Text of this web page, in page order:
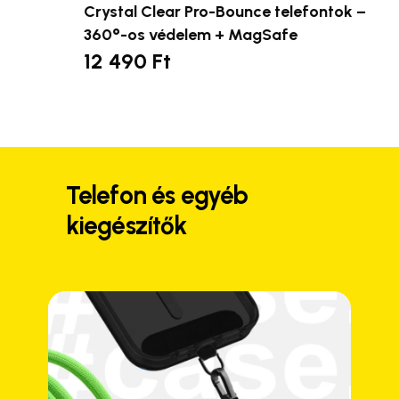
Crystal Clear Pro-Bounce telefontok –
360°-os védelem + MagSafe
12 490Ft
Ennek
variációja
A
változatok
választhatók
ki
Telefon és egyéb
kiegészítők